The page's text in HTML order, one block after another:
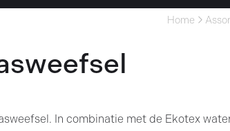
Home
In combinatie met de Ekotex